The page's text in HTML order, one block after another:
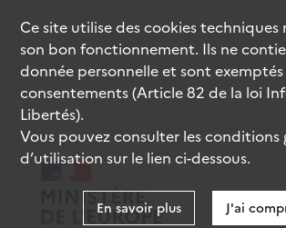
Ce site utilise descookiestechniques
son bon fonctionnement. Ils ne
donnée personnelle et sont
consentements (Article 82 de la loi
Libertés).
Vous pouvez consulter les conditions
d’utilisation sur le lien ci-dessous.
En savoir plus J'ai